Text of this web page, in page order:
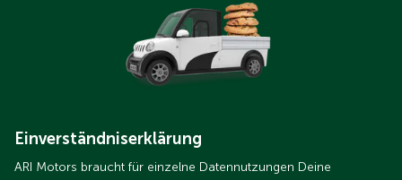
Einverständniserklärung
ARI Motors braucht für einzelne Datennutzungen Deine